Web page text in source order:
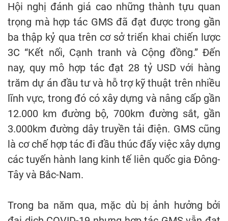
Hội nghị đánh giá cao những thành tựu quan
trọng mà hợp tác GMS đã đạt được trong gần
ba thập kỷ qua trên cơ sở triển khai chiến lược
3C “Kết nối, Cạnh tranh và Cộng đồng.” Đến
nay, quy mô hợp tác đạt 28 tỷ USD với hàng
trăm dự án đầu tư và hỗ trợ kỹ thuật trên nhiều
lĩnh vực, trong đó có xây dựng và nâng cấp gần
12.000 km đường bộ, 700km đường sắt, gần
3.000km đường dây truyền tải điện. GMS cũng
là cơ chế hợp tác đi đầu thúc đẩy việc xây dựng
các tuyến hành lang kinh tế liên quốc gia Đông-
Tây và Bắc-Nam.
Trong ba năm qua, mặc dù bị ảnh hưởng bởi